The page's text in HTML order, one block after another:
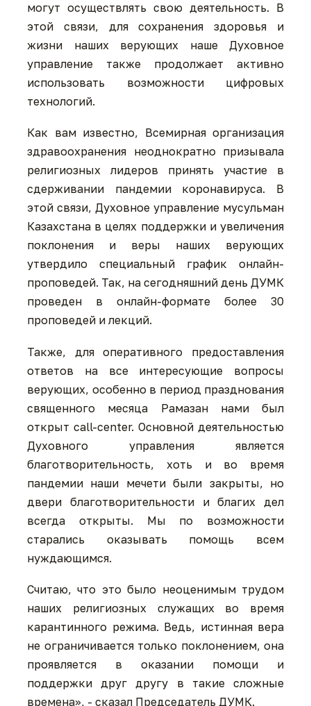
могут осуществлять свою деятельность. В
этой связи, для сохранения здоровья и
жизни наших верующих наше Духовное
управление также продолжает активно
использовать возможности цифровых
технологий.
Как вам известно, Всемирная организация
здравоохранения неоднократно призывала
религиозных лидеров принять участие в
сдерживании пандемии коронавируса. В
этой связи, Духовное управление мусульман
Казахстана в целях поддержки и увеличения
поклонения и веры наших верующих
утвердило специальный график онлайн-
проповедей. Так, на сегодняшний день ДУМК
проведен в онлайн-формате более 30
проповедей и лекций.
Также, для оперативного предоставления
ответов на все интересующие вопросы
верующих, особенно в период празднования
священного месяца Рамазан нами был
открыт call-center. Основной деятельностью
Духовного управления является
благотворительность, хоть и во время
пандемии наши мечети были закрыты, но
двери благотворительности и благих дел
всегда открыты. Мы по возможности
старались оказывать помощь всем
нуждающимся.
Считаю, что это было неоценимым трудом
наших религиозных служащих во время
карантинного режима. Ведь, истинная вера
не ограничивается только поклонением, она
проявляется в оказании помощи и
поддержки друг другу в такие сложные
времена», - сказал Председатель ДУМК.